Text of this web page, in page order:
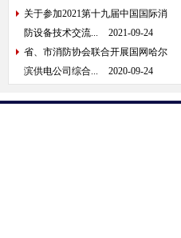
关于参加2021第十九届中国国际消
防设备技术交流...
2021-09-24
省、市消防协会联合开展国网哈尔
滨供电公司综合...
2020-09-24